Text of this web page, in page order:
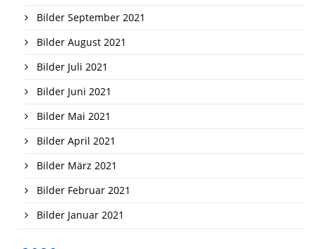
Bilder September 2021
Bilder August 2021
Bilder Juli 2021
Bilder Juni 2021
Bilder Mai 2021
Bilder April 2021
Bilder März 2021
Bilder Februar 2021
Bilder Januar 2021